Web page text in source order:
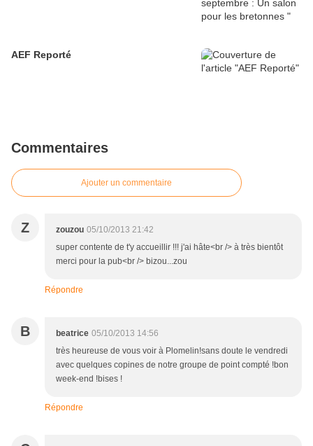
AEF Reporté
Commentaires
Ajouter un commentaire
Z zouzou 05/10/2013 21:42
super contente de t'y accueillir !!! j'ai hâte<br /> à très bientôt
merci pour la pub<br /> bizou...zou
Répondre
B beatrice 05/10/2013 14:56
très heureuse de vous voir à Plomelin!sans doute le vendredi
avec quelques copines de notre groupe de point compté !bon
week-end !bises !
Répondre